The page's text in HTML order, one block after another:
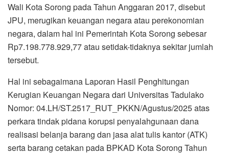
Wali Kota Sorong pada Tahun Anggaran 2017, disebut
JPU, merugikan keuangan negara atau perekonomian
negara, dalam hal ini Pemerintah Kota Sorong sebesar
Rp7.198.778.929,77 atau setidak-tidaknya sekitar jumlah
tersebut.
Hal ini sebagaimana Laporan Hasil Penghitungan
Kerugian Keuangan Negara dari Universitas Tadulako
Nomor: 04.LH/ST.2517_RUT_PKKN/Agustus/2025 atas
perkara tindak pidana korupsi penyalahgunaan dana
realisasi belanja barang dan jasa alat tulis kantor (ATK)
serta barang cetakan pada BPKAD Kota Sorong Tahun